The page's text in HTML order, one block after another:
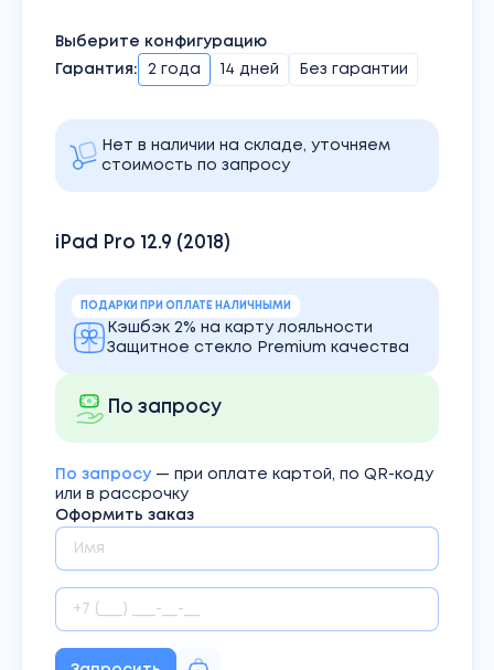
iPad Pro 12.9 (2018)
Выберите конфигурацию
Гарантия: 2 года 14 дней Без гарантии
Нет в наличии на складе, уточняем
стоимость по запросу
ПОДАРКИ ПРИ ОПЛАТЕ НАЛИЧНЫМИ
Кэшбэк 2% на карту лояльности
Защитное стекло Premium качества
По запросу
По запросу — при оплате картой, по QR-коду
или в рассрочку
Оформить заказ